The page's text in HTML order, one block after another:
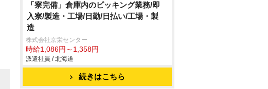
「寮完備」倉庫内のピッキング業務/即
入寮/製造・工場/日勤/日払い/工場・製
造
株式会社京栄センター
時給1,086円～1,358円
派遣社員 / 北海道
続きはこちら